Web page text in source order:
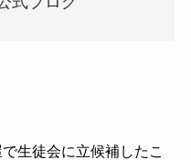
生徒会に立候補したこ